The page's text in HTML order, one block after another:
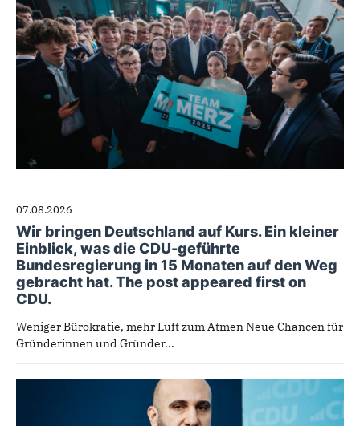
07.08.2026
Wir bringen Deutschland auf Kurs. Ein kleiner
Einblick, was die CDU-geführte
Bundesregierung in 15 Monaten auf den Weg
gebracht hat. The post appeared first on
CDU.
Weniger Bürokratie, mehr Luft zum Atmen Neue Chancen für
Gründerinnen und Gründer...